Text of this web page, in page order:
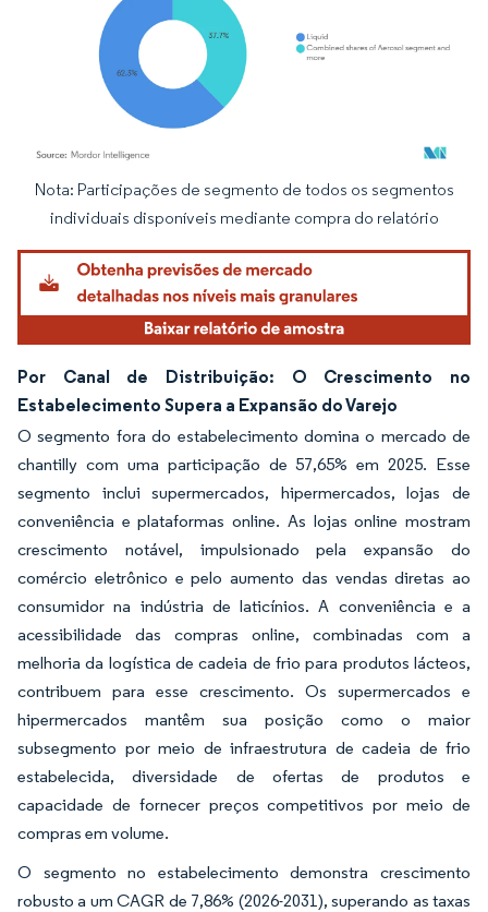
Imagem © Mordor Intelligence. O reuso requer atribuição conforme CC BY 4.0.
Nota: Participações de segmento de todos os segmentos
individuais disponíveis mediante compra do relatório
Por Canal de Distribuição: O Crescimento no
Estabelecimento Supera a Expansão do Varejo
O segmento fora do estabelecimento domina o mercado de
chantilly com uma participação de 57,65% em 2025. Esse
segmento inclui supermercados, hipermercados, lojas de
conveniência e plataformas online. As lojas online mostram
crescimento notável, impulsionado pela expansão do
comércio eletrônico e pelo aumento das vendas diretas ao
consumidor na indústria de laticínios. A conveniência e a
acessibilidade das compras online, combinadas com a
melhoria da logística de cadeia de frio para produtos lácteos,
contribuem para esse crescimento. Os supermercados e
hipermercados mantêm sua posição como o maior
subsegmento por meio de infraestrutura de cadeia de frio
estabelecida, diversidade de ofertas de produtos e
capacidade de fornecer preços competitivos por meio de
compras em volume.
O segmento no estabelecimento demonstra crescimento
robusto a um CAGR de 7,86% (2026-2031), superando as taxas